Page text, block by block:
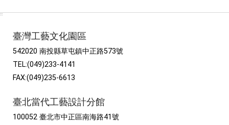
:::
臺灣工藝文化園區
542020 南投縣草屯鎮中正路573號
TEL:(049)233-4141
FAX:(049)235-6613
臺北當代工藝設計分館
100052 臺北市中正區南海路41號